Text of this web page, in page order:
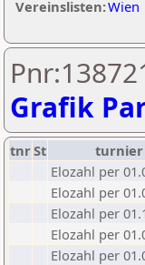
Vereinslisten:Wien
Grafik
tnrSt turnier
Elozahl per
Elozahl per
Elozahl per
Elozahl per
Elozahl per